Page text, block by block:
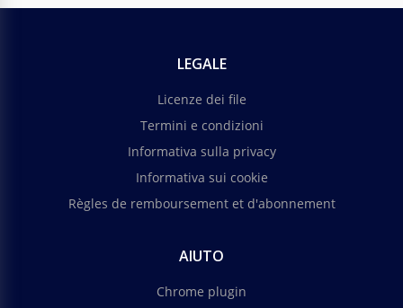
LEGALE
Licenze dei file
Termini e condizioni
Informativa sulla privacy
Informativa sui cookie
Règles de remboursement et d'abonnement
AIUTO
Chrome plugin